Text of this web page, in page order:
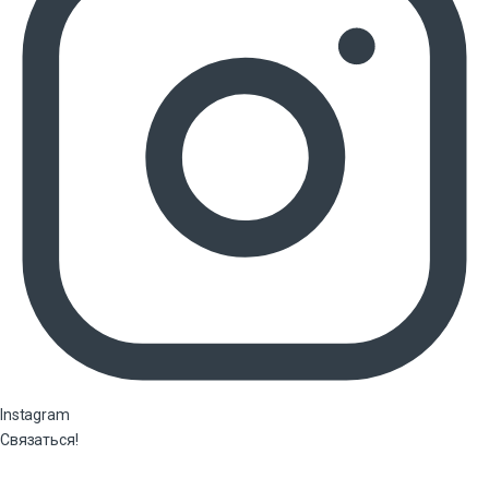
Instagram
Связаться!